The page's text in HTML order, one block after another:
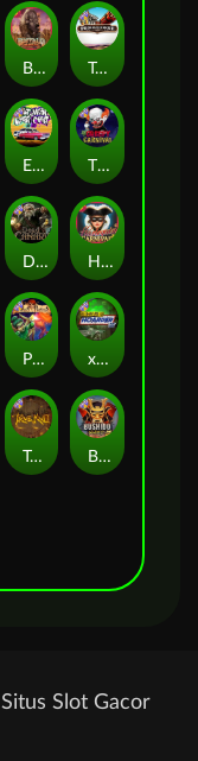
Buffalo Hunter Tombstone
East Coast Vs West Coast The Creepy Carnival
Dead Canary Harlequin Carnival
Pixies vs Pirates xWays Hoarder xSplit
True kult Bushido Way xNudge
Slot Gacor